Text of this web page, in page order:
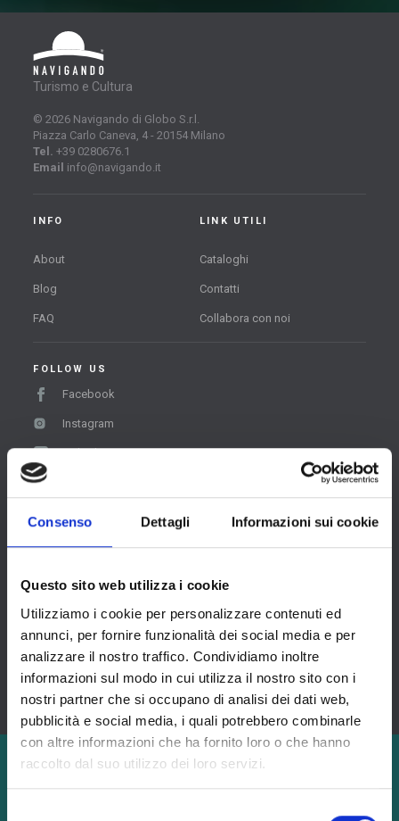
Consenso Dettagli Informazioni sui cookie
Questo sito web utilizza i cookie
Utilizziamo i cookie per personalizzare contenuti ed
annunci, per fornire funzionalità dei social media e per
analizzare il nostro traffico. Condividiamo inoltre
informazioni sul modo in cui utilizza il nostro sito con i
nostri partner che si occupano di analisi dei dati web,
pubblicità e social media, i quali potrebbero combinarle
con altre informazioni che ha fornito loro o che hanno
raccolto dal suo utilizzo dei loro servizi.
Turismo e Cultura
© 2026 Navigando di Globo S.r.l.
Piazza Carlo Caneva, 4 - 20154 Milano
Tel.+39 0280676.1
Email info@navigando.it
INFO
About
Blog
FAQ
LINK UTILI
Cataloghi
Contatti
Collabora con noi
FOLLOW US
Facebook
Instagram
LinkedIn
ISCRIVITI ALLA NEWSLETTER
Resta in contatto con noi e scopri novità, offerte e
linguistiche
Accetto lecondizioni della privacy
(regolamento EU 2016/679)
-P.IVA 11865230152- REA MI/1503861
Privacy Policy-Cookie Policy-Info precontrattuali